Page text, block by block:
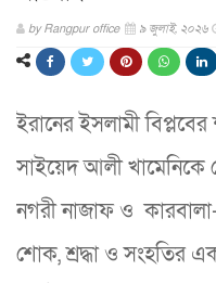
byRangpur office ৯ জুলাই, ২০২৬
ইরানের ইসলামী
সাইয়েদ আলী খামেনিকে
নগরী নাজাফ ও
শোক, শ্রদ্ধা ও সংহতির